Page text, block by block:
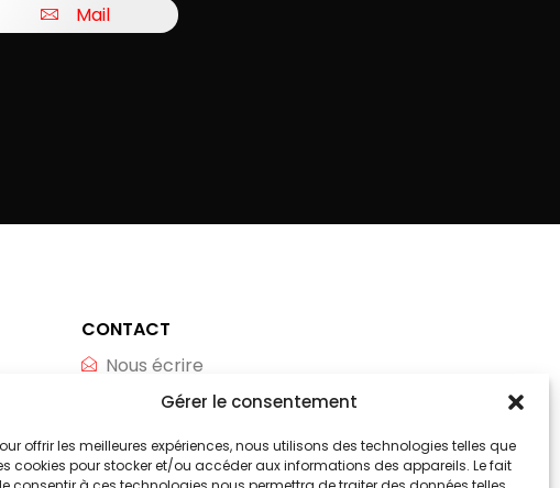
Gérer le consentement
offrir les meilleures expériences, nous utilisons des technologies telles que
cookies pour stocker et/ou accéder aux informations des appareils. Le fait
Mail
CONTACT
Nous écrire
Whatsapp
Téléphone